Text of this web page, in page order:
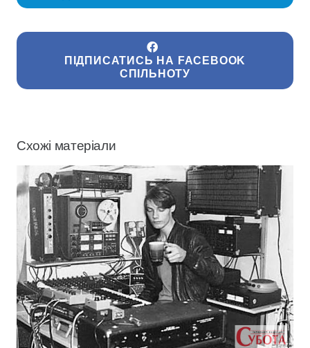
ПІДПИСАТИСЬ НА FACEBOOK
СПІЛЬНОТУ
Схожі матеріали